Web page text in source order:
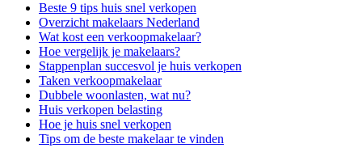
Beste 9 tips huis snel verkopen
Overzicht makelaars Nederland
Wat kost een verkoopmakelaar?
Hoe vergelijk je makelaars?
Stappenplan succesvol je huis verkopen
Taken verkoopmakelaar
Dubbele woonlasten, wat nu?
Huis verkopen belasting
Hoe je huis snel verkopen
Tips om de beste makelaar te vinden